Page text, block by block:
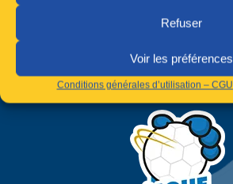
Refuser
Voir les préférences
Conditions générales d’utilisation – CGU